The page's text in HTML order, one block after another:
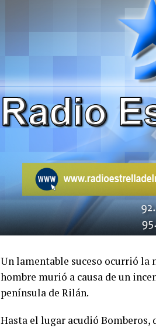
Un lamentable suceso ocurrió la
hombre murió a causa de un
península de Rilán.
Hasta el lugar acudió